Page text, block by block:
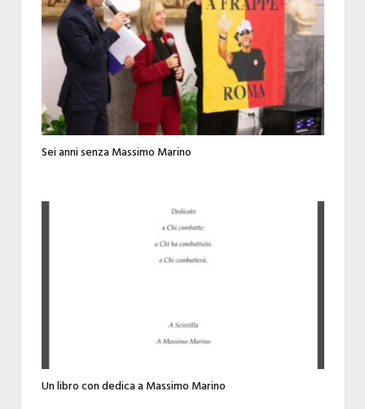
Sei anni senza Massimo Marino
Un libro con dedica a Massimo Marino